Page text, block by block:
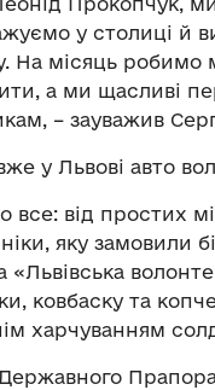
у столиці й
На місяць робимо
а ми щасливі
– зауважив
у Львові авто
все: від простих
яку замовили
«Львівська
ковбаску та
харчуванням
Прапора